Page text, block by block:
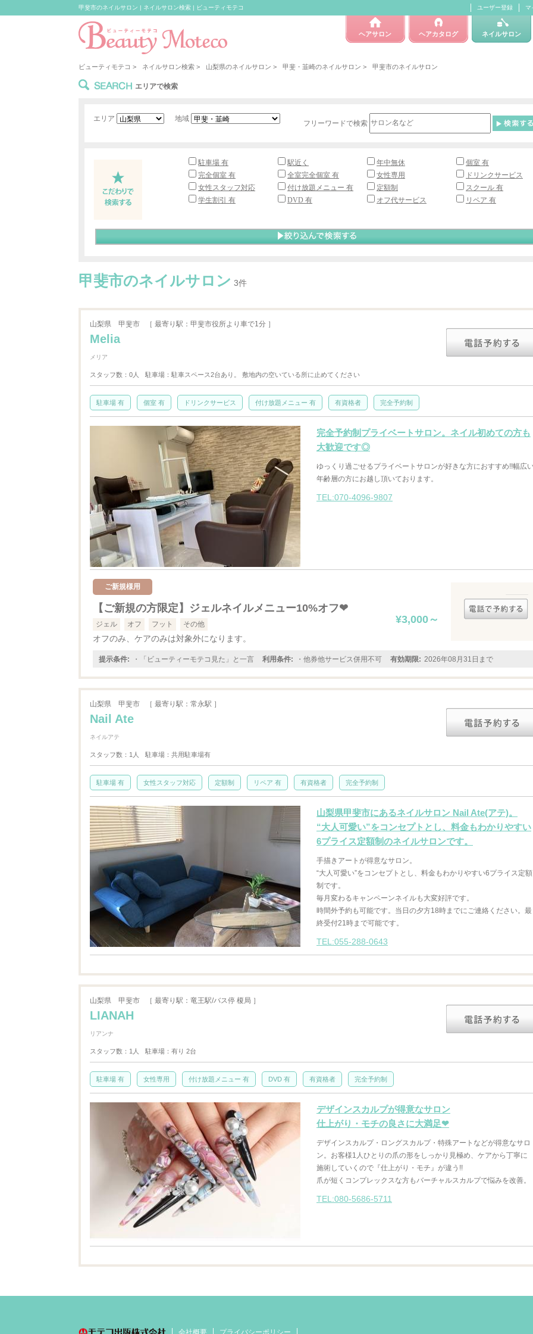
甲斐市のネイルサロン | ネイルサロン検索 | ビューティモテコ ユーザー登録 マ
ヘアサロン ヘアカタログ ネイルサロン
ビューティモテコ > ネイルサロン検索 > 山梨県のネイルサロン > 甲斐・韮崎のネイルサロン > 甲斐市のネイルサロン
SEARCH エリアで検索
エリア 地域
フリーワードで検索
駐車場 有 駅近く 年中無休
個室 有
完全個室 有
全室完全個室 有 女性専用
ドリンクサービス
女性スタッフ対応
付け放題メニュー 有 定額制
スクール 有
学生割引 有
DVD 有 オフ代サービス リペア 有
甲斐市のネイルサロン 3件
山梨県 甲斐市 ［ 最寄り駅：甲斐市役所より車で1分 ］
Melia
メリア
スタッフ数：0人 駐車場：駐車スペース2台あり。 敷地内の空いている所に止めてください
駐車場 有 個室 有 ドリンクサービス 付け放題メニュー 有 有資格者 完全予約制
完全予約制プライベートサロン。ネイル初めての方も
大歓迎です◎
ゆっくり過ごせるプライベートサロンが好きな方におすすめ!!幅広
年齢層の方にお越し頂いております。
TEL:070-4096-9807
ご新規様用
【ご新規の方限定】ジェルネイルメニュー10%オフ❤
ジェル オフ フット その他
オフのみ、ケアのみは対象外になります。
¥3,000～
提示条件: ・「ビューティーモテコ見た」と一言 利用条件: ・他券他サービス併用不可 有効期限: 2026年08月31日まで
山梨県 甲斐市 ［ 最寄り駅：常永駅 ］
Nail Ate
ネイルアテ
スタッフ数：1人 駐車場：共用駐車場有
駐車場 有 女性スタッフ対応 定額制 リペア 有 有資格者 完全予約制
山梨県甲斐市にあるネイルサロン Nail Ate(アテ)。
“大人可愛い”をコンセプトとし、料金もわかりやすい
6プライス定額制のネイルサロンです。
手描きアートが得意なサロン。
“大人可愛い”をコンセプトとし、料金もわかりやすい6プライス定額
制です。
毎月変わるキャンペーンネイルも大変好評です。
時間外予約も可能です。当日の夕方18時までにご連絡ください。最
終受付21時まで可能です。
TEL:055-288-0643
山梨県 甲斐市 ［ 最寄り駅：竜王駅/バス停 榎局 ］
LIANAH
リアンナ
スタッフ数：1人 駐車場：有り 2台
駐車場 有 女性専用 付け放題メニュー 有 DVD 有 有資格者 完全予約制
デザインスカルプが得意なサロン
仕上がり・モチの良さに大満足❤
デザインスカルプ・ロングスカルプ・特殊アートなどが得意なサロ
ン。お客様1人ひとりの爪の形をしっかり見極め、ケアから丁寧に
施術していくので『仕上がり・モチ』が違う!!
爪が短くコンプレックスな方もバーチャルスカルプで悩みを改善。
TEL:080-5686-5711
会社概要 プライバシーポリシー